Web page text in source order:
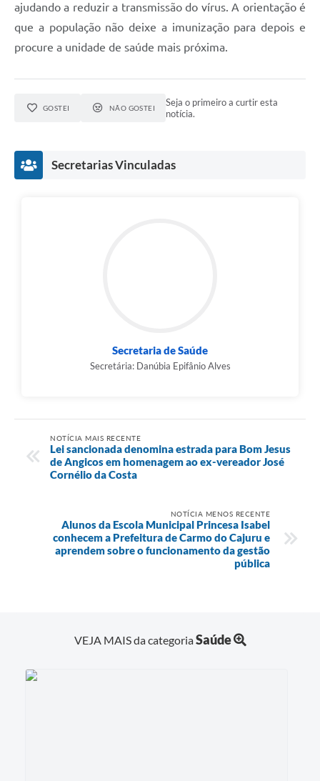
ajudando a reduzir a transmissão do vírus. A orientação é
que a população não deixe a imunização para depois e
procure a unidade de saúde mais próxima.
GOSTEI NÃO GOSTEI
Seja o primeiro a curtir esta
notícia.
Secretarias Vinculadas
Secretaria de Saúde
Secretária: Danúbia Epifânio Alves
NOTÍCIA MAIS RECENTE
Lei sancionada denomina estrada para Bom Jesus
de Angicos em homenagem ao ex-vereador José
Cornélio da Costa
NOTÍCIA MENOS RECENTE
Alunos da Escola Municipal Princesa Isabel
conhecem a Prefeitura de Carmo do Cajuru e
aprendem sobre o funcionamento da gestão
pública
VEJA MAIS da categoriaSaúde